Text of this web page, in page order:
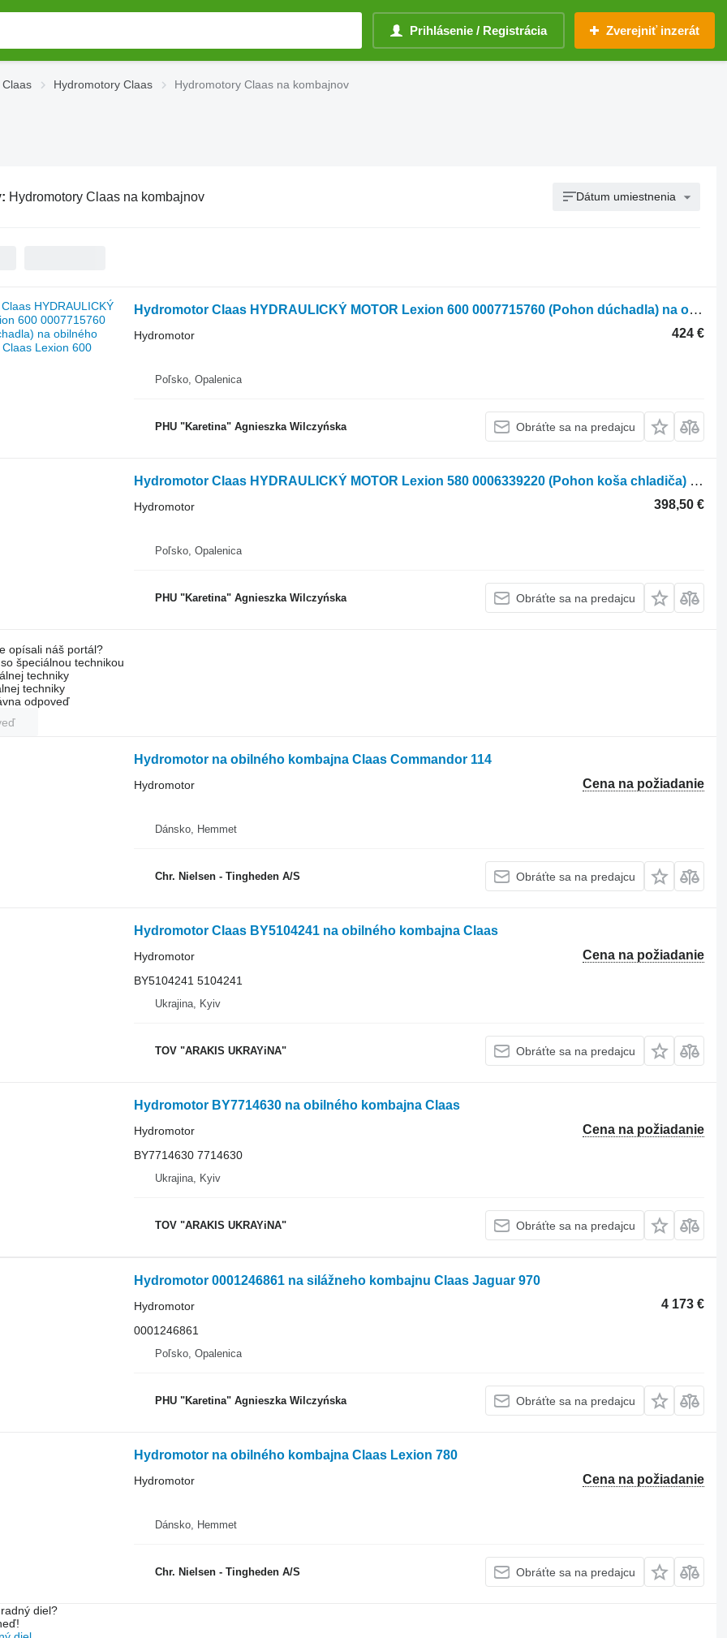
Prihlásenie / Registrácia Zverejniť inzerát
Claas Hydromotory Claas Hydromotory Claas na kombajnov
Hydromotory Claas na kombajnov Dátum umiestnenia
Hydromotor Claas HYDRAULICKÝ MOTOR Lexion 600 0007715760 (Pohon dúchadla) na obilného kombajna Claas Lexion 600
424 €
Hydromotor
Poľsko, Opalenica
PHU "Karetina" Agnieszka Wilczyńska Obráťte sa na predajcu
Hydromotor Claas HYDRAULICKÝ MOTOR Lexion 580 0006339220 (Pohon koša chladiča) na obilného kombajna Claas Lexion 580
398,50 €
Hydromotor
Poľsko, Opalenica
PHU "Karetina" Agnieszka Wilczyńska Obráťte sa na predajcu
opísali náš portál?
špeciálnou technikou
techniky
techniky
odpoveď
Hydromotor na obilného kombajna Claas Commandor 114
Cena na požiadanie
Hydromotor
Dánsko, Hemmet
Chr. Nielsen - Tingheden A/S Obráťte sa na predajcu
Hydromotor Claas BY5104241 na obilného kombajna Claas
Cena na požiadanie
Hydromotor
BY5104241 5104241
Ukrajina, Kyiv
TOV "ARAKIS UKRAYiNA" Obráťte sa na predajcu
Hydromotor BY7714630 na obilného kombajna Claas
Cena na požiadanie
Hydromotor
BY7714630 7714630
Ukrajina, Kyiv
TOV "ARAKIS UKRAYiNA" Obráťte sa na predajcu
Hydromotor 0001246861 na silážneho kombajnu Claas Jaguar 970
4 173 €
Hydromotor
0001246861
Poľsko, Opalenica
PHU "Karetina" Agnieszka Wilczyńska Obráťte sa na predajcu
Hydromotor na obilného kombajna Claas Lexion 780
Cena na požiadanie
Hydromotor
Dánsko, Hemmet
Chr. Nielsen - Tingheden A/S Obráťte sa na predajcu
diel?